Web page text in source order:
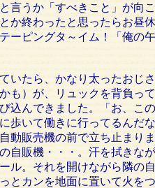
言うか「すべきこと」が向
か終わったと思ったらお昼
ーピングタ～イム！「俺の
いたら、かなり太ったおじ
も）が、リュックを背負っ
込んできました。「お、こ
歩いて働きに行ってるんだ
動販売機の前で立ち止まりま
自販機・・・。汗を拭きな
ル。それを開けながら隣の
とカンを地面に置いて火を